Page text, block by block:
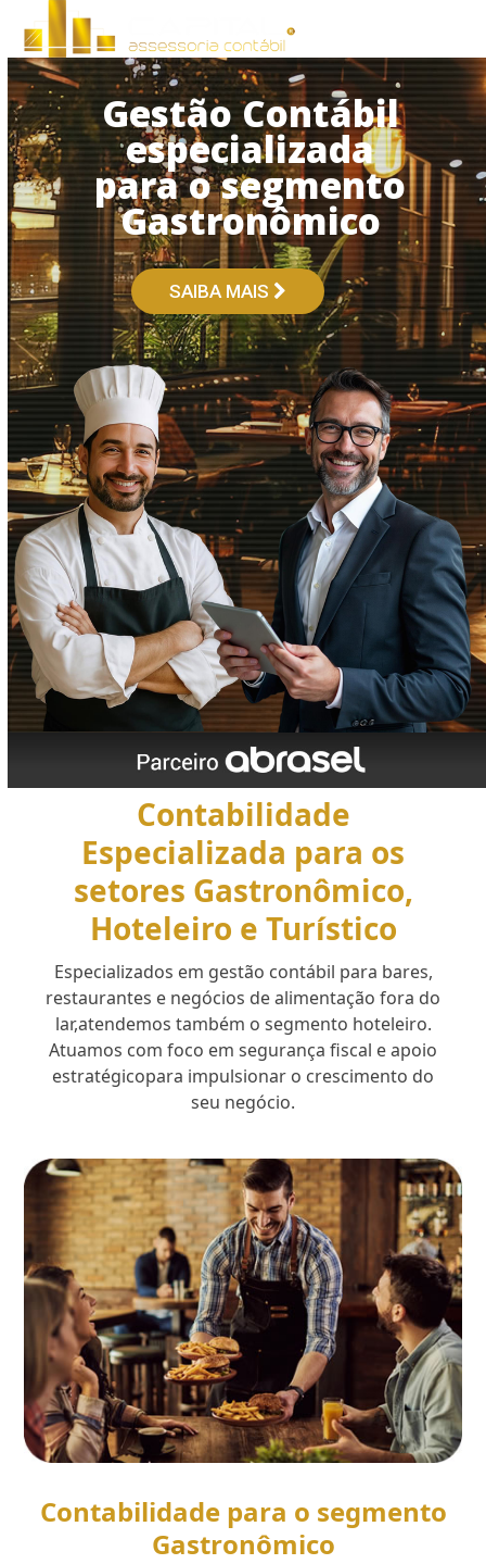
content
Open
mobile
menu
Close
mobile
menu
Gestão Contábil
especializada
para o segmento
Gastronômico
SAIBA MAIS
Contabilidade
Especializada para os
setores Gastronômico,
Hoteleiro e Turístico
Especializados em gestão contábil para bares,
restaurantes e negócios de alimentação fora do
lar,atendemos também o segmento hoteleiro.
Atuamos com foco em segurança fiscal e apoio
estratégicopara impulsionar o crescimento do
seu negócio.
Contabilidade para o segmento
Gastronômico